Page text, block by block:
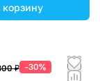
корзину
₽ -30%